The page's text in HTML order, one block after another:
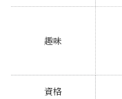
趣味
資格